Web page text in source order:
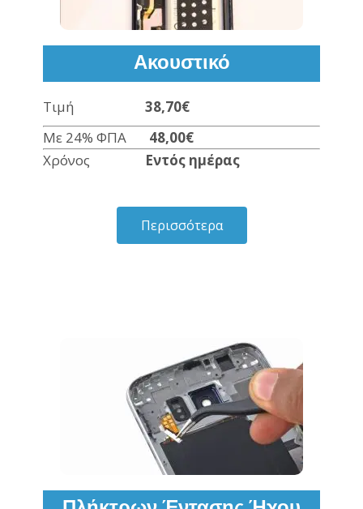
Ακουστικό
Τιμή 38,70€
Με 24% ΦΠΑ 48,00€
Χρόνος
Εντός ημέρας
Περισσότερα